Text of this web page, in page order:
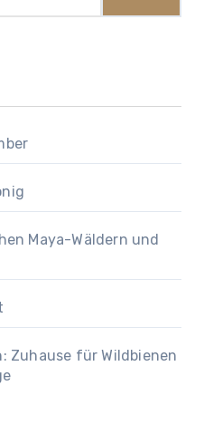
Maya-Wäldern und
Zuhause für Wildbienen